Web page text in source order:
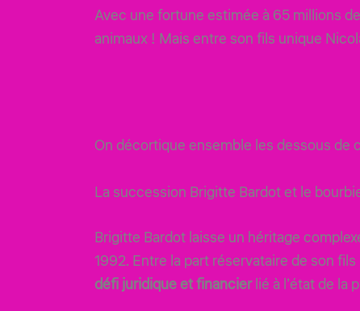
Avec une fortune estimée à 65 millions
animaux ! Mais entre son fils unique
On décortique ensemble les dessous
La succession Brigitte Bardot et le
Brigitte Bardot laisse un héritage
1992. Entre la part réservataire de son
défi juridique et financierlié à l’état de la